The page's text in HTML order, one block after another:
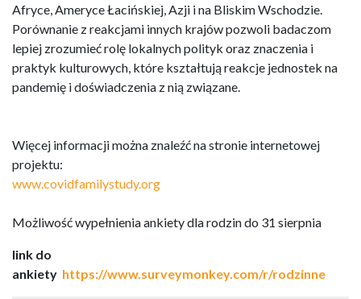
Afryce, Ameryce Łacińskiej, Azji i na Bliskim Wschodzie.
Porównanie z reakcjami innych krajów pozwoli badaczom
lepiej zrozumieć rolę lokalnych polityk oraz znaczenia i
praktyk kulturowych, które kształtują reakcje jednostek na
pandemię i doświadczenia z nią związane.
Więcej informacji można znaleźć na stronie internetowej
projektu:
www.covidfamilystudy.org
Możliwość wypełnienia ankiety dla rodzin do 31 sierpnia
link do
ankiety https://www.surveymonkey.com/r/rodzinne